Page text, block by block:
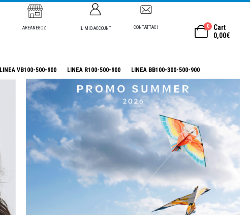
AREANEGOZI IL MIO ACCOUNT CONTATTACI 0
Cart
0,00€
LINEA VB100-500-900 LINEA R100-500-900 LINEA BB100-300-500-900